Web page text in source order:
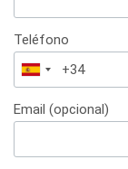
Teléfono
España
+34
Email (opcional)